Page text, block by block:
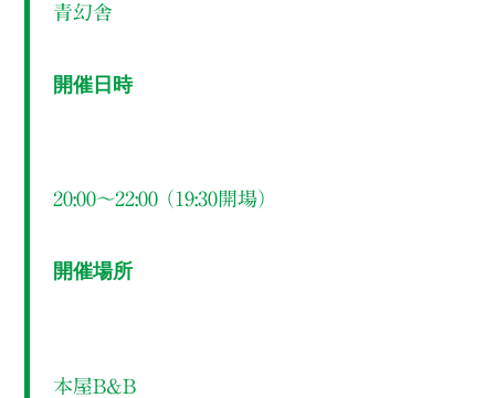
青幻舎
開催日時
20:00～22:00 （19:30開場）
開催場所
本屋B&B